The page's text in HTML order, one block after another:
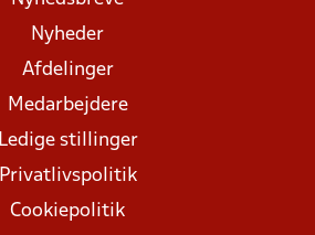
Nyheder
Afdelinger
Medarbejdere
Ledige stillinger
Privatlivspolitik
Cookiepolitik